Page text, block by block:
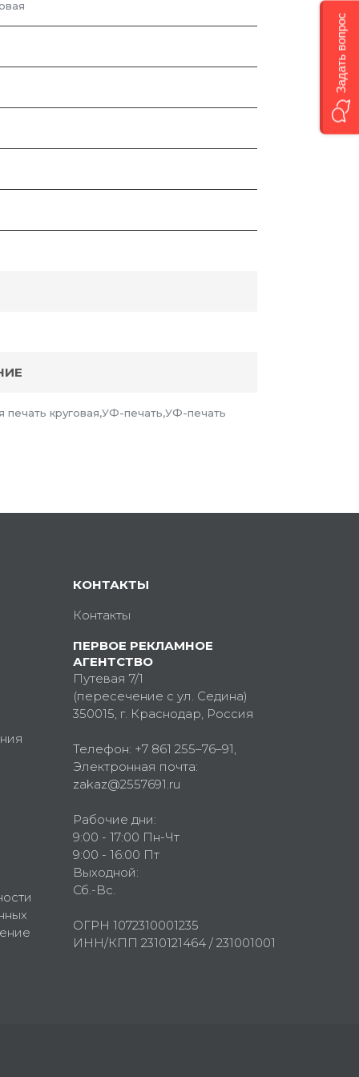
печать круговая,УФ-печать,УФ-печать
КОНТАКТЫ
Контакты
ПЕРВОЕ РЕКЛАМНОЕ
АГЕНТСТВО
Путевая 7/1
(пересечение с ул. Седина)
350015, г. Краснодар, Россия
Телефон: +7 861 255–76–91,
Электронная почта:
zakaz@2557691.ru
Рабочие дни:
9:00 - 17:00 Пн-Чт
9:00 - 16:00 Пт
Выходной:
Сб.-Вс.
ОГРН 1072310001235
ИНН/КПП 2310121464 / 231001001
Задать вопрос